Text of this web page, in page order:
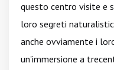
questo centro visite e
loro segreti
anche ovviamente i
un'immersione a